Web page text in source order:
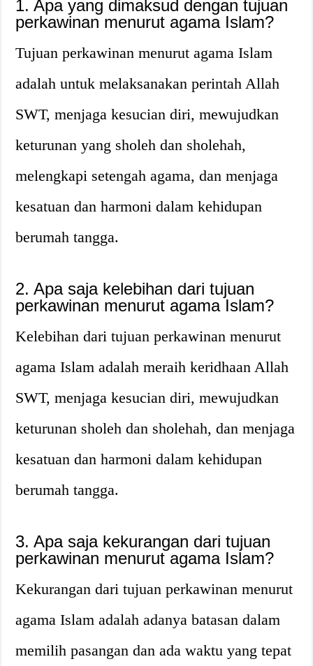
1. Apa yang dimaksud dengan tujuan
perkawinan menurut agama Islam?
Tujuan perkawinan menurut agama Islam
adalah untuk melaksanakan perintah Allah
SWT, menjaga kesucian diri, mewujudkan
keturunan yang sholeh dan sholehah,
melengkapi setengah agama, dan menjaga
kesatuan dan harmoni dalam kehidupan
berumah tangga.
2. Apa saja kelebihan dari tujuan
perkawinan menurut agama Islam?
Kelebihan dari tujuan perkawinan menurut
agama Islam adalah meraih keridhaan Allah
SWT, menjaga kesucian diri, mewujudkan
keturunan sholeh dan sholehah, dan menjaga
kesatuan dan harmoni dalam kehidupan
berumah tangga.
3. Apa saja kekurangan dari tujuan
perkawinan menurut agama Islam?
Kekurangan dari tujuan perkawinan menurut
agama Islam adalah adanya batasan dalam
memilih pasangan dan ada waktu yang tepat